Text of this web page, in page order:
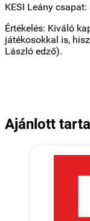
KESI Leány
Értékelés: Kiváló
játékosokkal is,
László edző).
Ajánlott